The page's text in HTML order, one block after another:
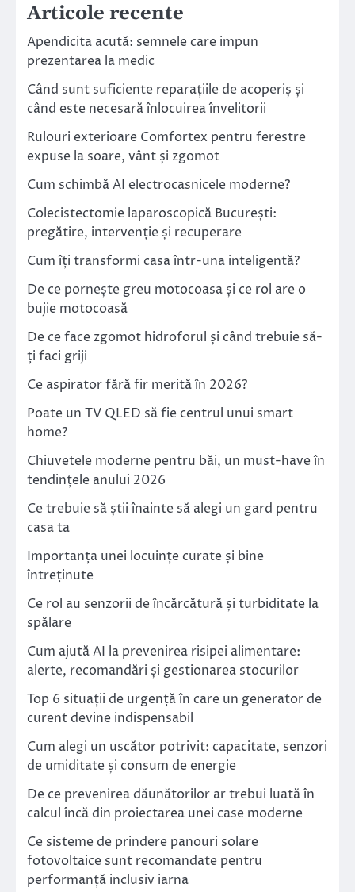
Articole recente
Apendicita acută: semnele care impun
prezentarea la medic
Când sunt suficiente reparațiile de acoperiș și
când este necesară înlocuirea învelitorii
Rulouri exterioare Comfortex pentru ferestre
expuse la soare, vânt și zgomot
Cum schimbă AI electrocasnicele moderne?
Colecistectomie laparoscopică București:
pregătire, intervenție și recuperare
Cum îți transformi casa într-una inteligentă?
De ce pornește greu motocoasa și ce rol are o
bujie motocoasă
De ce face zgomot hidroforul și când trebuie să-
ți faci griji
Ce aspirator fără fir merită în 2026?
Poate un TV QLED să fie centrul unui smart
home?
Chiuvetele moderne pentru băi, un must-have în
tendințele anului 2026
Ce trebuie să știi înainte să alegi un gard pentru
casa ta
Importanța unei locuințe curate și bine
întreținute
Ce rol au senzorii de încărcătură și turbiditate la
spălare
Cum ajută AI la prevenirea risipei alimentare:
alerte, recomandări și gestionarea stocurilor
Top 6 situații de urgență în care un generator de
curent devine indispensabil
Cum alegi un uscător potrivit: capacitate, senzori
de umiditate și consum de energie
De ce prevenirea dăunătorilor ar trebui luată în
calcul încă din proiectarea unei case moderne
Ce sisteme de prindere panouri solare
fotovoltaice sunt recomandate pentru
performanță inclusiv iarna